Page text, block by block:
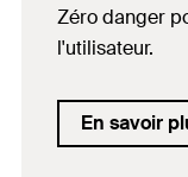
Zéro danger
l'utilisateur.
En savoir